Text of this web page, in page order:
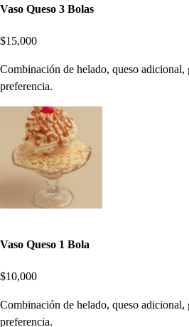
Vaso Queso 3 Bolas
$15,000
Combinación de helado, queso adicional,
preferencia.
Vaso Queso 1 Bola
$10,000
Combinación de helado, queso adicional,
preferencia.